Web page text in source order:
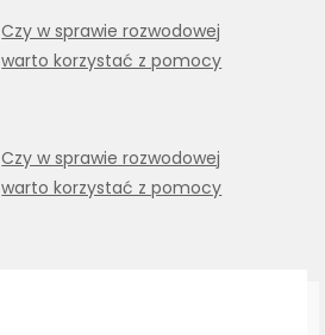
Czy w sprawie rozwodowej
warto korzystać z pomocy
Czy w sprawie rozwodowej
warto korzystać z pomocy